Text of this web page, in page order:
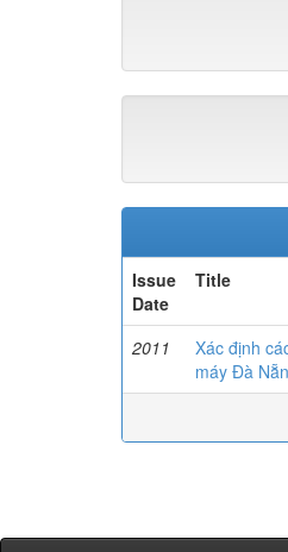
Issue
Date
Title
2011
Xác định
máy Đà